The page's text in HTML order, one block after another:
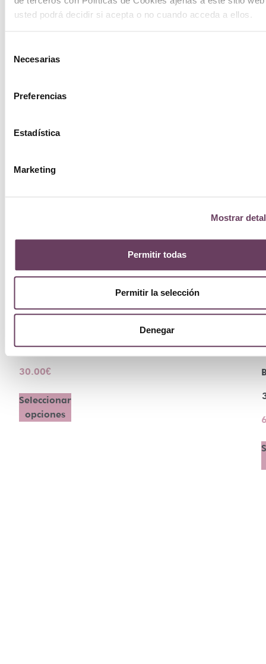
usted podrá decidir si acepta o no cuando acceda a ellos.
Necesarias
Preferencias
Estadística
Marketing
Mostrar
Permitir todas
Permitir la selección
Denegar
Faas
2,8ml
30.00€
Seleccionar
opciones